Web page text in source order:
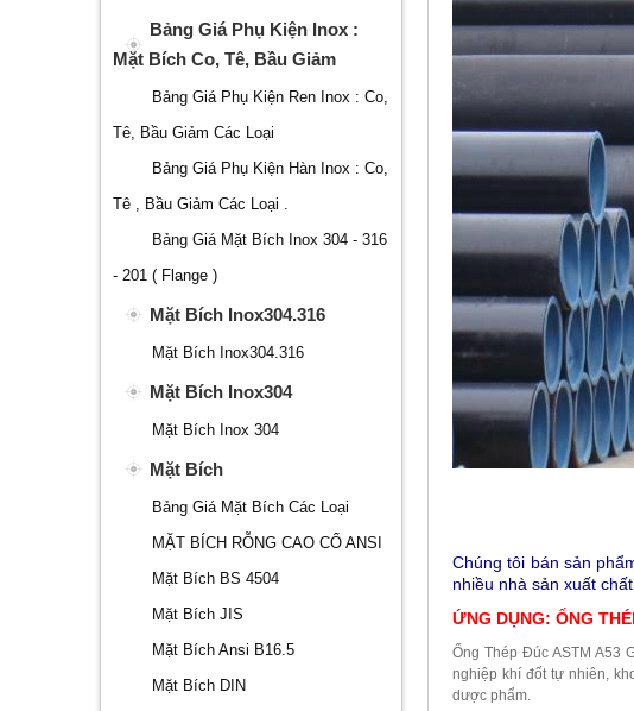
Bảng Giá Phụ Kiện Inox :
Mặt Bích Co, Tê, Bầu Giảm
Bảng Giá Phụ Kiện Ren Inox : Co,
Tê, Bầu Giảm Các Loại
Bảng Giá Phụ Kiện Hàn Inox : Co,
Tê , Bầu Giảm Các Loại .
Bảng Giá Mặt Bích Inox 304 - 316
- 201 ( Flange )
Mặt Bích Inox304.316
Mặt Bích Inox304.316
Mặt Bích Inox304
Mặt Bích Inox 304
Mặt Bích
Bảng Giá Mặt Bích Các Loại
MẶT BÍCH RỖNG CAO CỔ ANSI
Mặt Bích BS 4504
Mặt Bích JIS
Mặt Bích Ansi B16.5
Mặt Bích DIN
Chúng tôi bán sản
nhiều nhà sản xuất
ỨNG DỤNG: ỐNG
Ống Thép Đúc ASTM A53
nghiệp khí đốt tự nhiên,
dược phẩm.